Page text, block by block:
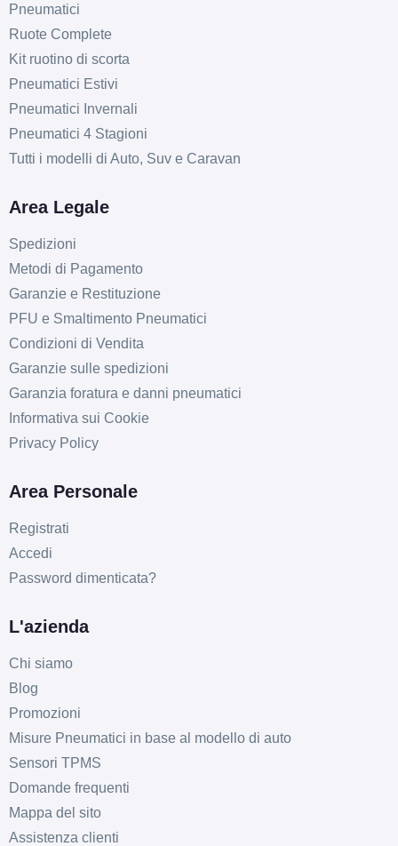
Pneumatici
Ruote Complete
Kit ruotino di scorta
Pneumatici Estivi
Pneumatici Invernali
Pneumatici 4 Stagioni
Tutti i modelli di Auto, Suv e Caravan
Area Legale
Spedizioni
Metodi di Pagamento
Garanzie e Restituzione
PFU e Smaltimento Pneumatici
Condizioni di Vendita
Garanzie sulle spedizioni
Garanzia foratura e danni pneumatici
Informativa sui Cookie
Privacy Policy
Area Personale
Registrati
Accedi
Password dimenticata?
L'azienda
Chi siamo
Blog
Promozioni
Misure Pneumatici in base al modello di auto
Sensori TPMS
Domande frequenti
Mappa del sito
Assistenza clienti